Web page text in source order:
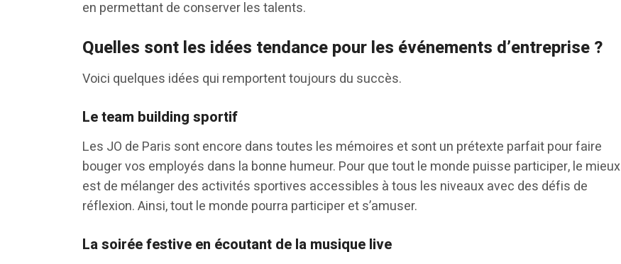
en permettant de conserver les talents.
Quelles sont les idées tendance pour les événements d’entreprise ?
Voici quelques idées qui remportent toujours du succès.
Le team building sportif
Les JO de Paris sont encore dans toutes les mémoires et sont un prétexte parfait pour faire
bouger vos employés dans la bonne humeur. Pour que tout le monde puisse participer, le mieux
est de mélanger des activités sportives accessibles à tous les niveaux avec des défis de
réflexion. Ainsi, tout le monde pourra participer et s’amuser.
La soirée festive en écoutant de la musique live